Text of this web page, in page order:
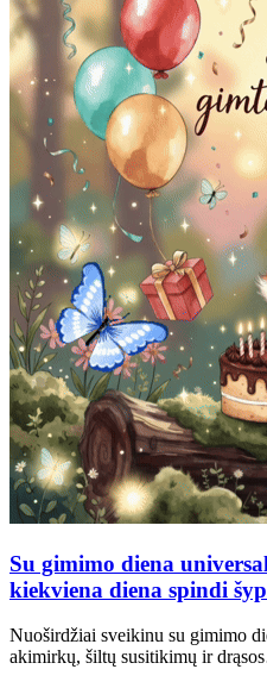
Su gimimo diena
kiekviena diena spindi
Nuoširdžiai sveikinu su gimimo
akimirkų, šiltų susitikimų ir